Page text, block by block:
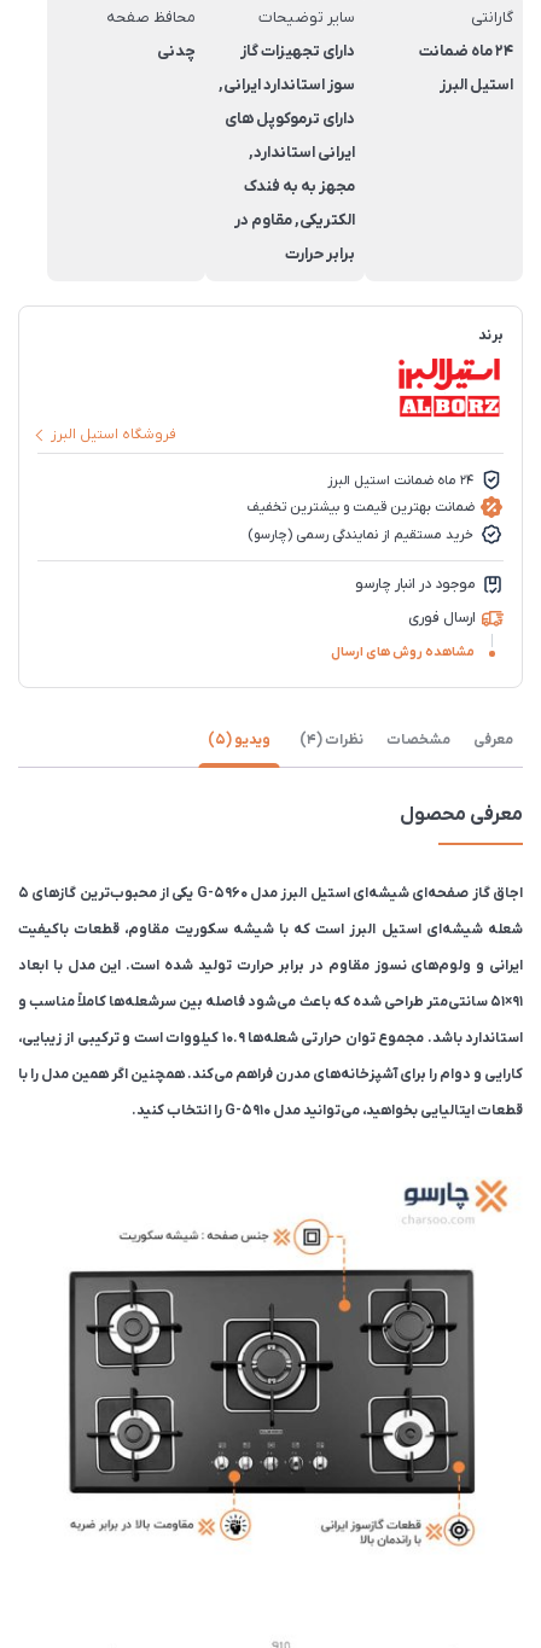
گارانتی
24 ماه ضمانت
استیل البرز
سایر توضیحات
دارای تجهیزات گاز
سوز استاندارد ایرانی,
دارای ترموکوپل های
ایرانی استاندارد,
مجهز به به فندک
الکتریکی, مقاوم در
برابر حرارت
محافظ صفحه
چدنی
برند
فروشگاه استیل البرز
24 ماه ضمانت استیل البرز
ضمانت بهترین قیمت و بیشترین تخفیف
خرید مستقیم از نمایندگی رسمی (چارسو)
موجود در انبار چارسو
ارسال فوری
مشاهده روش های ارسال
معرفی مشخصات نظرات (4) ویدیو (5)
معرفی محصول
اجاق گاز صفحه‌ای شیشه‌ای استیل البرز مدل G-5960 یکی از محبوب‌ترین گازهای ۵
شعله شیشه‌ای استیل البرز است که با شیشه سکوریت مقاوم، قطعات باکیفیت
ایرانی و ولوم‌های نسوز مقاوم در برابر حرارت تولید شده است. این مدل با ابعاد
۹۱×۵۱ سانتی‌متر طراحی شده که باعث می‌شود فاصله بین سرشعله‌ها کاملاً مناسب و
استاندارد باشد. مجموع توان حرارتی شعله‌ها ۱۰.۹ کیلووات است و ترکیبی از زیبایی،
کارایی و دوام را برای آشپزخانه‌های مدرن فراهم می‌کند. همچنین اگر همین مدل را با
قطعات ایتالیایی بخواهید، می‌توانید مدل G-5910 را انتخاب کنید.